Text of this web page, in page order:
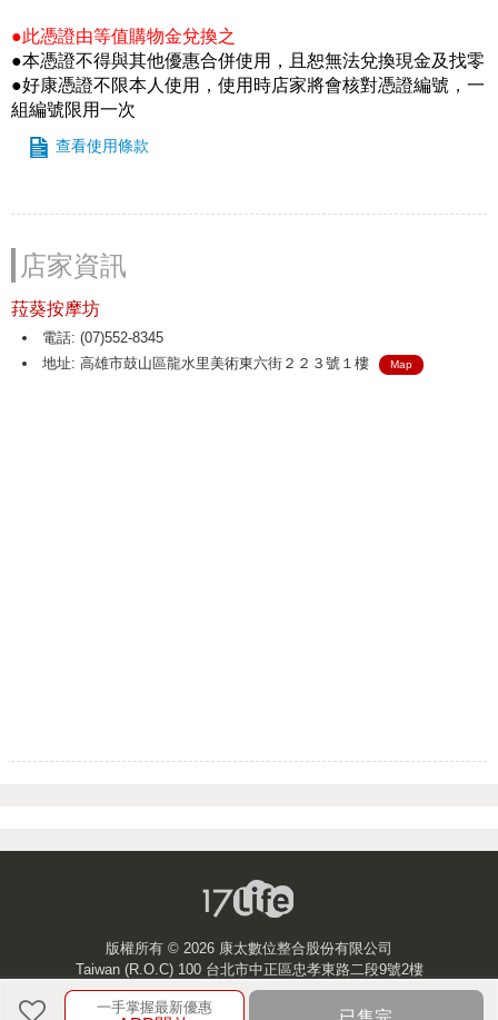
●此憑證由等值購物金兌換之
●本憑證不得與其他優惠合併使用，且恕無法兌換現金及找零
●好康憑證不限本人使用，使用時店家將會核對憑證編號，一
組編號限用一次
查看使用條款
店家資訊
菈葵按摩坊
電話: (07)552-8345
地址: 高雄市鼓山區龍水里美術東六街２２３號１樓
Map
一手掌握最新優惠
版權所有 © 2026 康太數位整合股份有限公司
Taiwan (R.O.C) 100 台北市中正區忠孝東路二段9號2樓